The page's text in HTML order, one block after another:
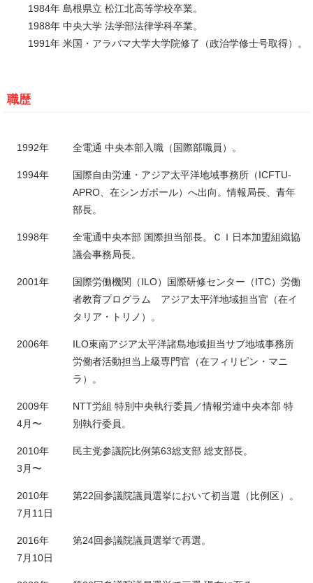
1984年 島根県立 松江北高等学校卒業。
1988年 中央大学 法学部法律学科卒業。
1991年 米国・アラバマ大学大学院修了（政治学修士号取得）。
職歴
1992年 全電通 中央本部入職（国際部職員）。
1994年
国際自由労連・アジア太平洋地域事務所（ICFTU-
APRO、在シンガポール）へ出向。情報局長、青年
部長。
1998年
全電通中央本部 国際担当部長。ＣＩ日本加盟組織協
議会事務局長。
2001年
国際労働機関（ILO）国際研修センター（ITC）労働
者教育プログラム アジア太平洋地域担当官（在イ
タリア・トリノ）。
2006年
ILO東南アジア太平洋諸島地域担当サブ地域事務所
労働者活動担当上級専門官（在フィリピン・マニ
ラ）。
2009年
4月〜
NTT労組 特別中央執行委員／情報労連中央本部 特
別執行委員。
2010年
3月〜
民主党参議院比例第63総支部 総支部長。
2010年
7月11日
第22回参議院議員選挙において初当選（比例区）。
2016年
7月10日
第24回参議院議員選挙で再選。